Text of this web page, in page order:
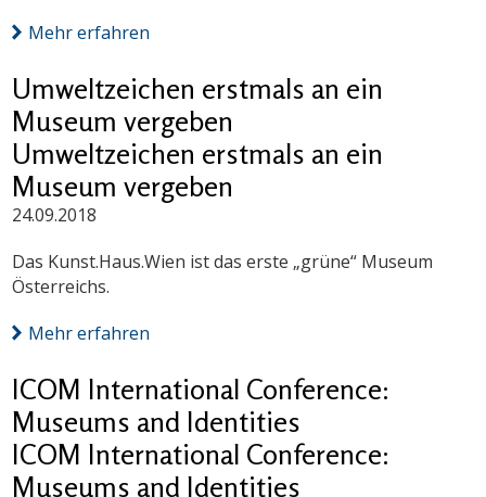
Mehr erfahren
Umweltzeichen erstmals an ein
Museum vergeben
Umweltzeichen erstmals an ein
Museum vergeben
24.09.2018
Das Kunst.Haus.Wien ist das erste „grüne“ Museum
Österreichs.
Mehr erfahren
ICOM International Conference:
Museums and Identities
ICOM International Conference:
Museums and Identities